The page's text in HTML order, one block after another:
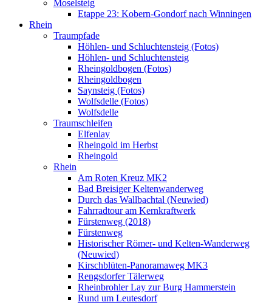
Moselsteig
Etappe 23: Kobern-Gondorf nach Winningen
Rhein
Traumpfade
Höhlen- und Schluchtensteig (Fotos)
Höhlen- und Schluchtensteig
Rheingoldbogen (Fotos)
Rheingoldbogen
Saynsteig (Fotos)
Wolfsdelle (Fotos)
Wolfsdelle
Traumschleifen
Elfenlay
Rheingold im Herbst
Rheingold
Rhein
Am Roten Kreuz MK2
Bad Breisiger Keltenwanderweg
Durch das Wallbachtal (Neuwied)
Fahrradtour am Kernkraftwerk
Fürstenweg (2018)
Fürstenweg
Historischer Römer- und Kelten-Wanderweg
(Neuwied)
Kirschblüten-Panoramaweg MK3
Rengsdorfer Tälerweg
Rheinbrohler Lay zur Burg Hammerstein
Rund um Leutesdorf